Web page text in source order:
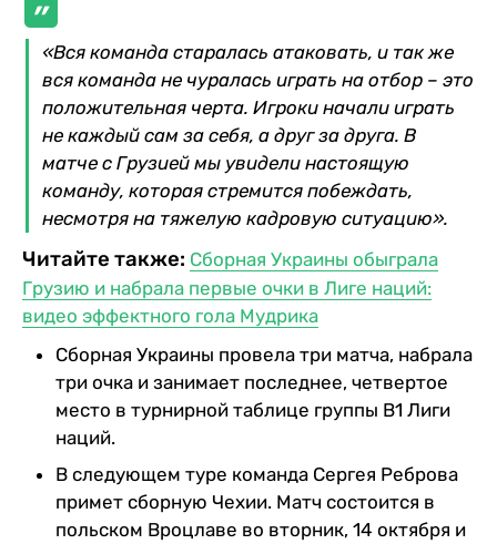
«Вся команда старалась атаковать, и так же
вся команда не чуралась играть на отбор – это
положительная черта. Игроки начали играть
не каждый сам за себя, а друг за друга. В
матче с Грузией мы увидели настоящую
команду, которая стремится побеждать,
несмотря на тяжелую кадровую ситуацию».
Читайте также: Сборная Украины обыграла
Грузию и набрала первые очки в Лиге наций:
видео эффектного гола Мудрика
Сборная Украины провела три матча, набрала
три очка и занимает последнее, четвертое
место в турнирной таблице группы В1 Лиги
наций.
В следующем туре команда Сергея Реброва
примет сборную Чехии. Матч состоится в
польском Вроцлаве во вторник, 14 октября и